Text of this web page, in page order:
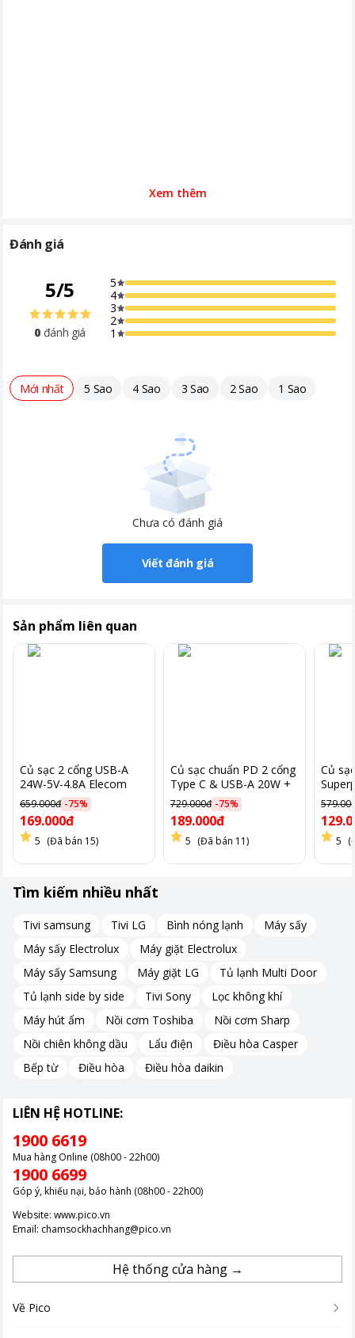
Xem thêm
Đánh giá
5/5
0 đánh giá
5
4
3
2
1
Mới nhất 5 Sao 4 Sao 3 Sao 2 Sao 1 Sao
Chưa có đánh giá
Viết đánh giá
Sản phẩm liên quan
Củ sạc 2 cổng USB-A
24W-5V-4.8A Elecom
MPA-ACU05, màu đen
659.000đ -75%
169.000đ
5 (Đã bán 15)
Củ sạc chuẩn PD 2 cổng
Type C & USB-A 20W +
12W (5V/3A, 5V/2.4A,
9V/2.24A) Elecom MPA-
ACCP20,màu đen
729.000đ -75%
189.000đ
5 (Đã bán 11)
Củ
xanh /
5
Tìm kiếm nhiều nhất
Tivi samsung Tivi LG Bình nóng lạnh
Máy sấy
Máy sấy Electrolux
Máy giặt Electrolux
Máy sấy Samsung
Máy giặt LG
Tủ lạnh Multi Door
Tủ lạnh side by side
Tivi Sony
Lọc không khí
Máy hút ẩm
Nồi cơm Toshiba
Nồi cơm Sharp
Nồi chiên không dầu
Lẩu điện
Điều hòa Casper
Bếp từ
Điều hòa Điều hòa daikin
LIÊN HỆ HOTLINE:
1900 6619
Mua hàng Online (08h00 - 22h00)
1900 6699
Góp ý, khiếu nại, bảo hành (08h00 - 22h00)
Website: www.pico.vn
Email: chamsockhachhang@pico.vn
Hệ thống cửa hàng →
Về Pico